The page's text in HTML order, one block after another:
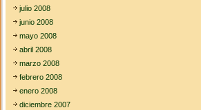
julio 2008
junio 2008
mayo 2008
abril 2008
marzo 2008
febrero 2008
enero 2008
diciembre 2007